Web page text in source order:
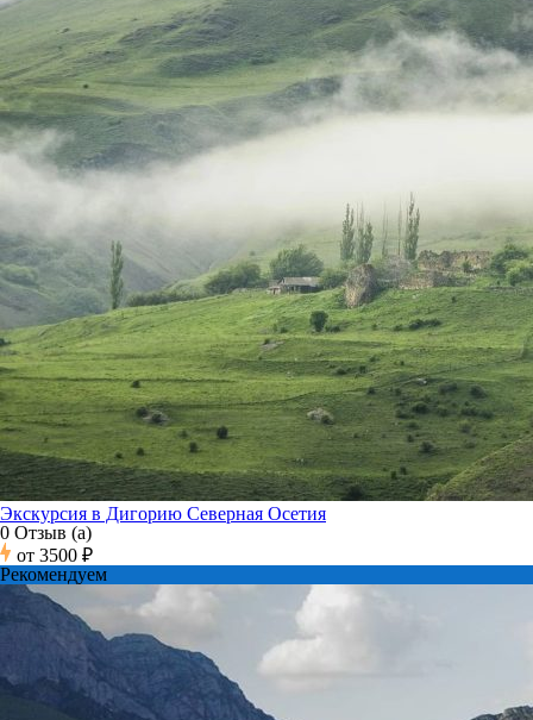
Экскурсия в Дигорию Северная Осетия
0 Отзыв (а)
от 3500 ₽
Рекомендуем